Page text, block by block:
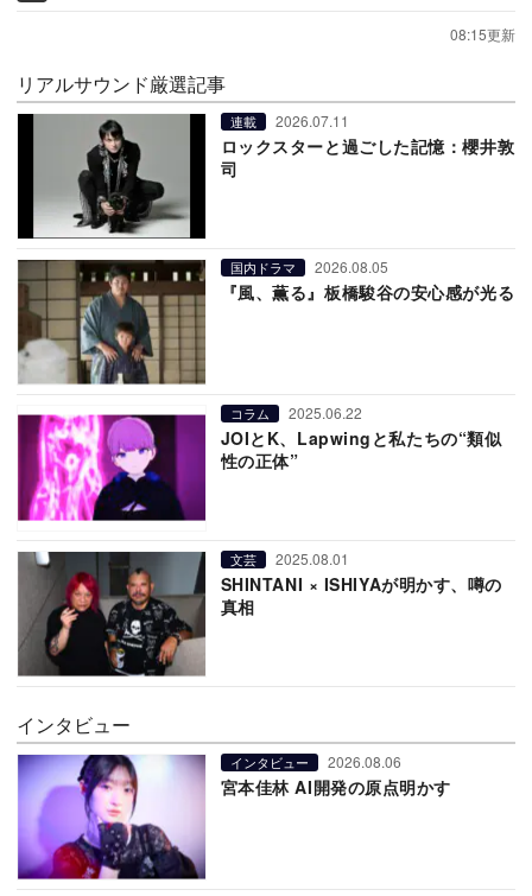
08:15更新
リアルサウンド厳選記事
連載 2026.07.11
ロックスターと過ごした記憶：櫻井敦
司
国内ドラマ 2026.08.05
『風、薫る』板橋駿谷の安心感が光る
コラム 2025.06.22
JOIとK、Lapwingと私たちの“類似
性の正体”
文芸 2025.08.01
SHINTANI × ISHIYAが明かす、噂の
真相
インタビュー
インタビュー 2026.08.06
宮本佳林 AI開発の原点明かす